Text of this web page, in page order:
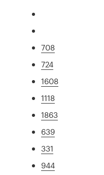
708
724
1608
1118
1863
639
331
944